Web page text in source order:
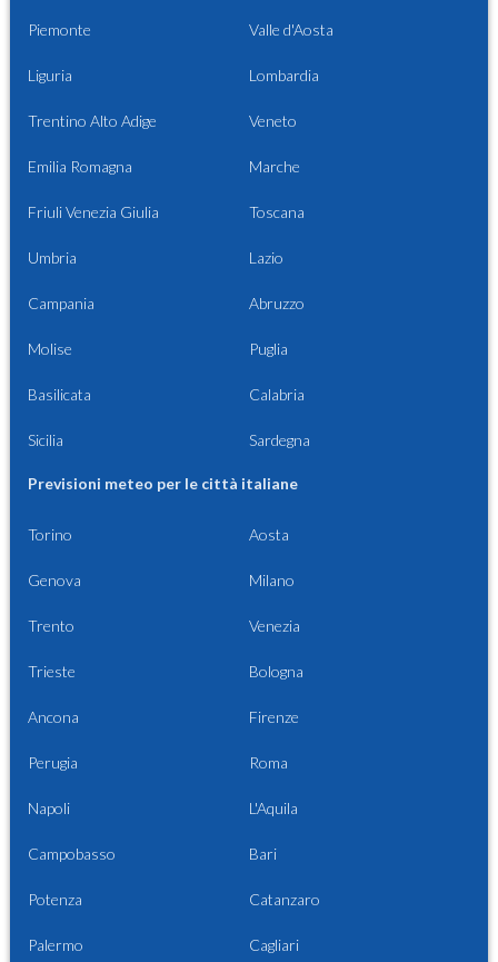
Piemonte Valle d'Aosta
Liguria Lombardia
Trentino Alto Adige Veneto
Emilia Romagna Marche
Friuli Venezia Giulia Toscana
Umbria Lazio
Campania Abruzzo
Molise Puglia
Basilicata Calabria
Sicilia Sardegna
Previsioni meteo per le città italiane
Torino Aosta
Genova Milano
Trento Venezia
Trieste Bologna
Ancona Firenze
Perugia Roma
Napoli L'Aquila
Campobasso Bari
Potenza Catanzaro
Palermo Cagliari